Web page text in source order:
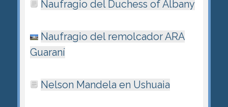
Naufragio del Duchess of Albany
Naufragio del remolcador ARA
Guaraní
Nelson Mandela en Ushuaia